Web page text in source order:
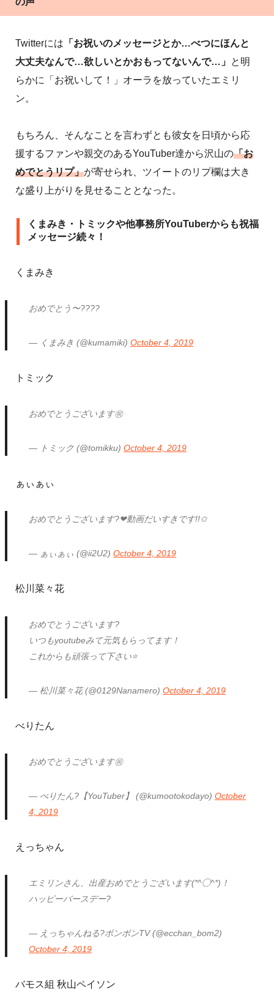
Twitterには 「お祝いのメッセージとか…べつにほんと
大丈夫なんで…欲しいとかおもってないんで…」 と明
らかに「お祝いして！」オーラを放っていたエミリ
ン。
もちろん、そんなことを言わずとも彼女を日頃から応
援するファンや親交のあるYouTuber達から沢山の「お
めでとうリプ」が寄せられ、ツイートのリプ欄は大き
な盛り上がりを見せることとなった。
くまみき・トミックや他事務所YouTuberからも祝福
メッセージ続々！
くまみき
おめでとう〜????
— くまみき (@kumamiki)October 4, 2019
トミック
おめでとうございます㊗️
— トミック (@tomikku)October 4, 2019
ぁぃぁぃ
おめでとうございます?❤︎動画だいすきです!!✩
— ぁぃぁぃ (@ii2U2)October 4, 2019
松川菜々花
おめでとうございます?
いつもyoutubeみて元気もらってます！
これからも頑張って下さい⭐️
— 松川菜々花 (@0129Nanamero)October 4, 2019
べりたん
おめでとうございます㊗️
— べりたん?【YouTuber】 (@kumootokodayo)October
4, 2019
えっちゃん
エミリンさん、出産おめでとうございます(*^◯^*)！
ハッピーバースデー?
— えっちゃんねる?ボンボンTV (@ecchan_bom2)
October 4, 2019
バモス組 秋山ペイソン